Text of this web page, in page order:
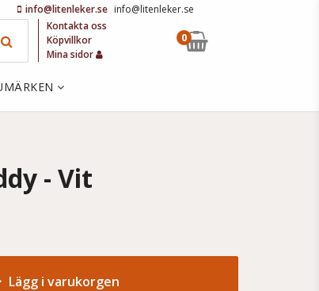
- Vit
Lägg i varukorgen
info@litenleker.se info@litenleker.se
Kontakta oss
Köpvillkor
Mina sidor
0